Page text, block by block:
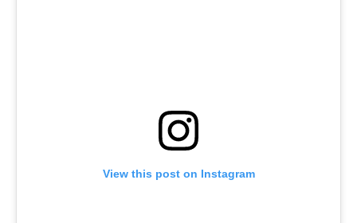
View this post on Instagram